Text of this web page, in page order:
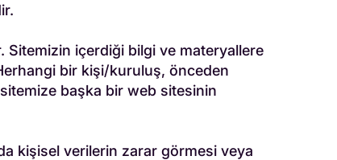
Sitemizin içerdiği bilgi ve materyallere
bir kişi/kuruluş, önceden
sitemize başka bir web sitesinin
kişisel verilerin zarar görmesi veya